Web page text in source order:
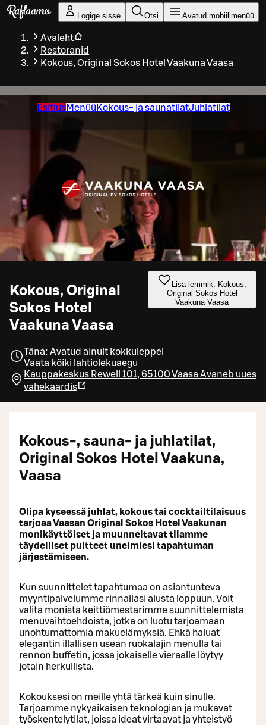
Liigu peamise sisu juurde
Logige sisse Otsi Avatud mobiilimenüü
Avaleht
Restoranid
Kokous, Original Sokos Hotel Vaakuna Vaasa
EsitlusMenüü Kokous- ja saunatilatJuhlatilat
Kokous, Original
Sokos Hotel
Vaakuna Vaasa
Lisa lemmik: Kokous,
Original Sokos Hotel
Vaakuna Vaasa
Täna: Avatud ainult kokkuleppel
Vaata kõiki lahtiolekuaegu
Kauppakeskus Rewell 101, 65100 Vaasa Avaneb uues
vahekaardis
Kokous-, sauna- ja juhlatilat,
Original Sokos Hotel Vaakuna,
Vaasa
Olipa kyseessä juhlat, kokous tai cocktailtilaisuus
tarjoaa Vaasan Original Sokos Hotel Vaakunan
monikäyttöiset ja muunneltavat tilamme
täydelliset puitteet unelmiesi tapahtuman
järjestämiseen.
Kun suunnittelet tapahtumaa on asiantunteva
myyntipalvelumme rinnallasi alusta loppuun. Voit
valita monista keittiömestarimme suunnittelemista
menuvaihtoehdoista, jotka on luotu tarjoamaan
unohtumattomia makuelämyksiä. Ehkä haluat
elegantin illallisen usean ruokalajin menulla tai
rennon buffetin, jossa jokaiselle vieraalle löytyy
jotain herkullista.
Kokouksesi on meille yhtä tärkeä kuin sinulle.
Tarjoamme nykyaikaisen teknologian ja mukavat
työskentelytilat, joissa ideat virtaavat ja yhteistyö